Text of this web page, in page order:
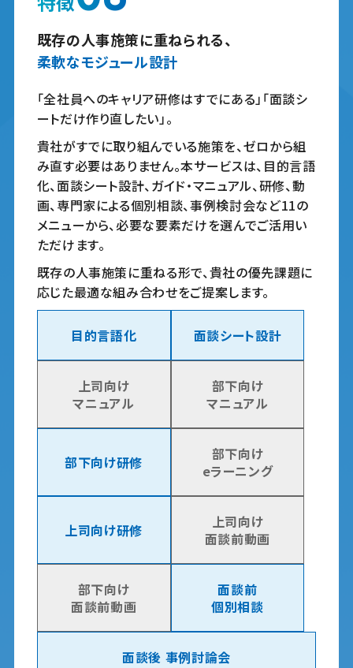
既存の人事施策に重ねられる、
柔軟なモジュール設計
「全社員へのキャリア研修はすでにある」「面談シ
ートだけ作り直したい」。
貴社がすでに取り組んでいる施策を、ゼロから組
み直す必要はありません。本サービスは、目的言語
化、面談シート設計、ガイド・マニュアル、研修、動
画、専門家による個別相談、事例検討会など11の
メニューから、必要な要素だけを選んでご活用い
ただけます。
既存の人事施策に重ねる形で、貴社の優先課題に
応じた最適な組み合わせをご提案します。
目的言語化 面談シート設計
上司向け
マニュアル
部下向け
マニュアル
部下向け研修
部下向け
eラーニング
上司向け研修
上司向け
面談前動画
部下向け
面談前動画
面談前
個別相談
面談後 事例討論会